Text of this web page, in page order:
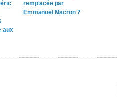
aux
remplacée par
Emmanuel Macron ?